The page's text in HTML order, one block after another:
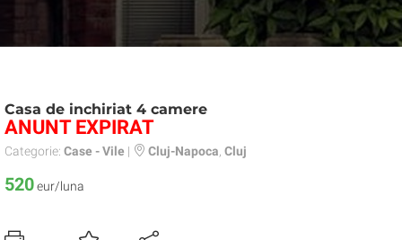
Casa de inchiriat 4 camere
ANUNT EXPIRAT
Categorie: Case - Vile | Cluj-Napoca Cluj
520eur/luna